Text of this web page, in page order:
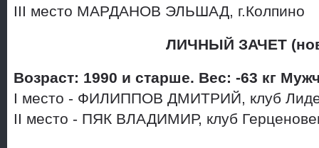
III место МАРДАНОВ ЭЛЬШАД, г.Колпино
ЛИЧНЫЙ ЗАЧЕТ
Возраст: 1990 и старше. Вес: -63 кг
I место - ФИЛИППОВ ДМИТРИЙ, клуб
II место - ПЯК ВЛАДИМИР, клуб